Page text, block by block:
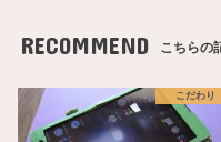
RECOMMEND こちらの
こだわり